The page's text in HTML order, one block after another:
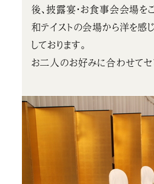
後、披露宴・お食事会会場を
和テイストの会場から洋を感
しております。
お二人のお好みに合わせてセ